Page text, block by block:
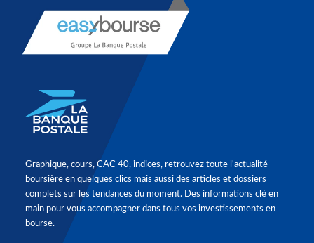
Graphique, cours, CAC 40, indices, retrouvez toute l'actualité
boursière en quelques clics mais aussi des articles et dossiers
complets sur les tendances du moment. Des informations clé en
main pour vous accompagner dans tous vos investissements en
bourse.